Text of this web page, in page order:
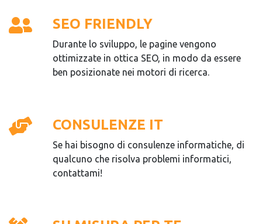
SEO FRIENDLY
Durante lo sviluppo, le pagine vengono
ottimizzate in ottica SEO, in modo da essere
ben posizionate nei motori di ricerca.
CONSULENZE IT
Se hai bisogno di consulenze informatiche, di
qualcuno che risolva problemi informatici,
contattami!